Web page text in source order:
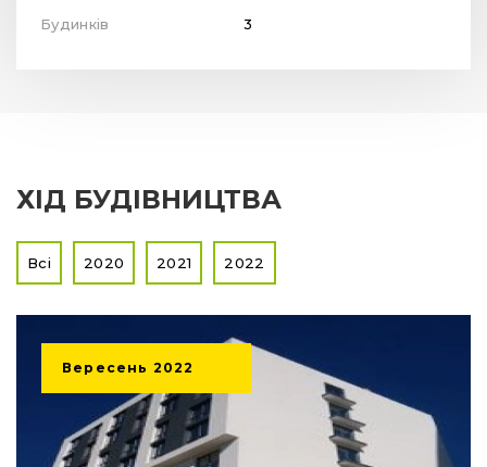
Будинків 3
ХІД БУДІВНИЦТВА
Всі 2020 2021 2022
Вересень 2022